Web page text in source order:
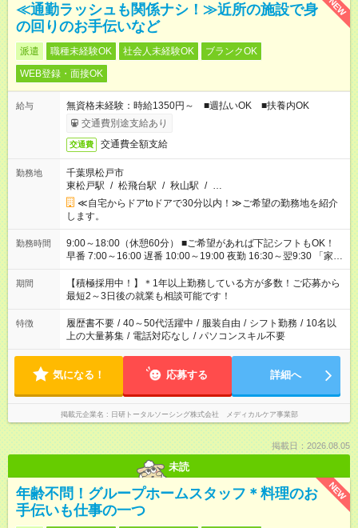
NEW
≪通勤ラッシュも関係ナシ！≫近所の施設で身
の回りのお手伝いなど
派遣 職種未経験OK 社会人未経験OK
ブランクOK
WEB登録・面接OK
給与
無資格未経験：時給1350円～ ■週払いOK ■扶養内OK
交通費別途支給あり
交通費 交通費全額支給
勤務地
千葉県松戸市
東松戸駅 / 松飛台駅 / 秋山駅 / …
≪自宅からドアtoドアで30分以内！≫ご希望の勤務地を紹介
します。
勤務時間
9:00～18:00（休憩60分） ■ご希望があれば下記シフトもOK！
早番 7:00～16:00 遅番 10:00～19:00 夜勤 16:30～翌9:30 「家族
と休みを合わせたい」 「余裕を持って夕飯の準備がしたい」
「できれば残業はしたくない」 など、ご希望を教えてください
ね。 ※Wワーク希望の方へ 今ご覧のお仕事で希望する勤務時間
と、もう1つのお仕事の勤務時間が 合計で週40時間を超える場
合は応募できません。
期間
【積極採用中！】＊1年以上勤務している方が多数！ご応募から
最短2～3日後の就業も相談可能です！
特徴 履歴書不要 / 40～50代活躍中 / 服装自由 / シフト勤務 / 10名以
上の大量募集 / 電話対応なし / パソコンスキル不要
気になる！ 応募する 詳細へ
掲載元企業名 日研トータルソーシング株式会社 メディカルケア事業部
掲載日：2026.08.05
未読
NEW
年齢不問！グループホームスタッフ＊料理のお
手伝いも仕事の一つ